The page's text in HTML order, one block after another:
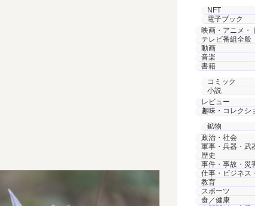
NFT
電子ブック
映画・アニメ・
テレビ番組全般
動画
音楽
書籍
コミック
小説
レビュー
趣味・コレクシ
鉱物
政治・社会
軍事・兵器・武
歴史
事件・事故・災
仕事・ビジネス
教育
スポーツ
食／健康